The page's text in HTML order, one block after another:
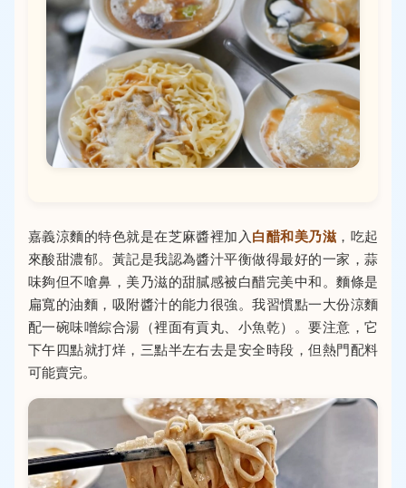
嘉義涼麵的特色就是在芝麻醬裡加入 白醋和美乃滋 ，吃起
來酸甜濃郁。黃記是我認為醬汁平衡做得最好的一家，蒜
味夠但不嗆鼻，美乃滋的甜膩感被白醋完美中和。麵條是
扁寬的油麵，吸附醬汁的能力很強。我習慣點一大份涼麵
配一碗味噌綜合湯（裡面有貢丸、小魚乾）。要注意，它
下午四點就打烊，三點半左右去是安全時段，但熱門配料
可能賣完。